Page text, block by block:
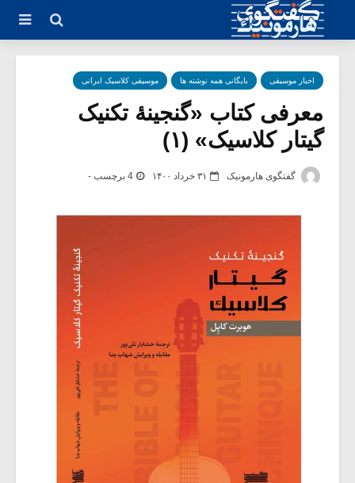
اخبار موسیقی بایگانی همه نوشته ها موسیقی کلاسیک ایرانی
معرفی کتاب «گنجینۀ تکنیک
گیتار کلاسیک» (۱)
گفتگوی هارمونیک ۳۱ خرداد ۱۴۰۰ 4 برچسب -